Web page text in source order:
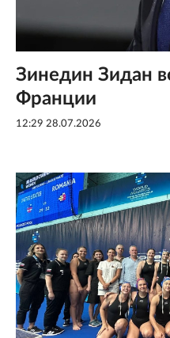
Зинедин Зидан
Франции
12:29 28.07.2026